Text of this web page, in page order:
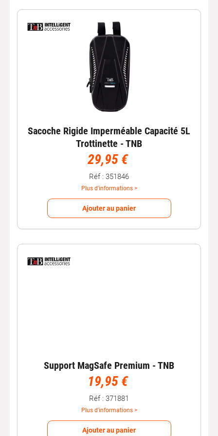
Sacoche Rigide Imperméable Capacité 5L
Trottinette - TNB
29,95 €
Réf : 351846
Plus d'informations >
Ajouter au panier
Support MagSafe Premium - TNB
19,95 €
Réf : 371881
Plus d'informations >
Ajouter au panier